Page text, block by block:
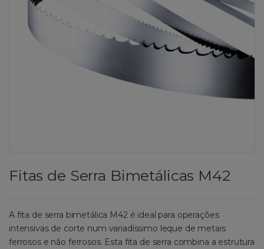
Fitas de Serra Bimetálicas M42
A fita de serra bimetálica M42 é ideal para operações
intensivas de corte num variadíssimo leque de metais
ferrosos e não ferrosos. Esta fita de serra combina a estrutura